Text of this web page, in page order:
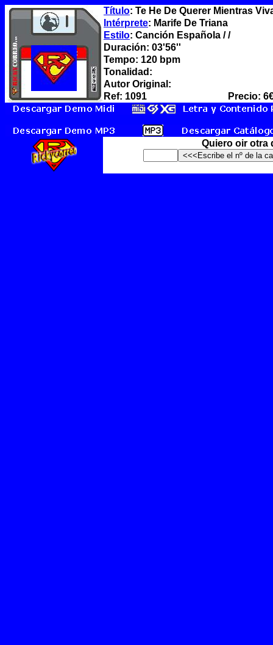
Título: Te He De Querer Mientras
Intérprete: Marife De Triana
Estilo: Canción Española / /
Duración: 03'56''
Tempo: 120 bpm
Tonalidad:
Autor Original:
Ref: 1091
Precio:
Quiero oir otra